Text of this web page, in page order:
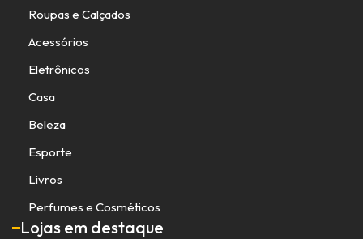
Roupas e Calçados
Acessórios
Eletrônicos
Casa
Beleza
Esporte
Livros
Perfumes e Cosméticos
Lojas em destaque